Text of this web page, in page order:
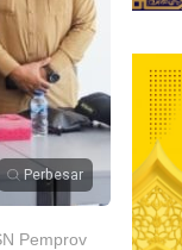
Perbesar
Pemprov